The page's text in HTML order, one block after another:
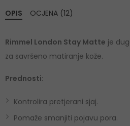
OPIS
Rimmel London Stay Matte je
za savršeno matiranje kože.
Prednosti:
Kontrolira pretjerani sjaj.
Pomaže smanjiti pojavu pora.
OCJENA (12)